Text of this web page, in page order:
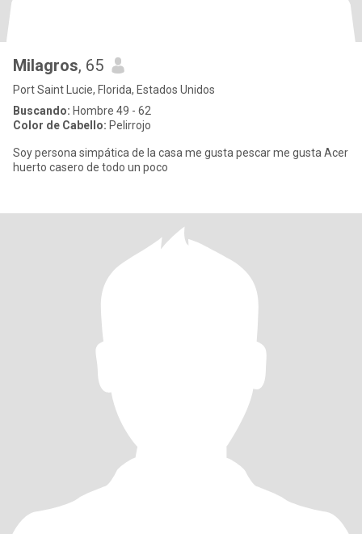
Milagros, 65
Port Saint Lucie, Florida, Estados Unidos
Buscando: Hombre 49 - 62
Color de Cabello: Pelirrojo
Soy persona simpática de la casa me gusta pescar me gusta Acer
huerto casero de todo un poco